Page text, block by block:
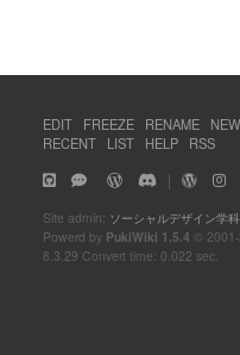
EDIT FREEZE RENAME NEW
RECENT
LIST HELP RSS
｜
Site admin: ソーシャルデザイン学科
Powerd by PukiWiki 1.5.4 ©
8.3.29 Convert time: 0.022 sec.